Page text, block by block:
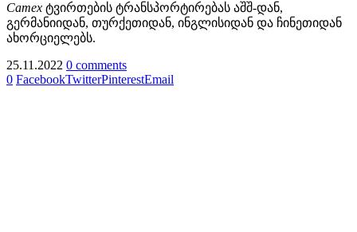
Camex ტვირთების ტრანსპორტირებას აშშ-დან,
გერმანიიდან, თურქეთიდან, ინგლისიდან და ჩინეთიდან
ახორციელებს.
25.11.2022 0 comments
0 FacebookTwitterPinterestEmail